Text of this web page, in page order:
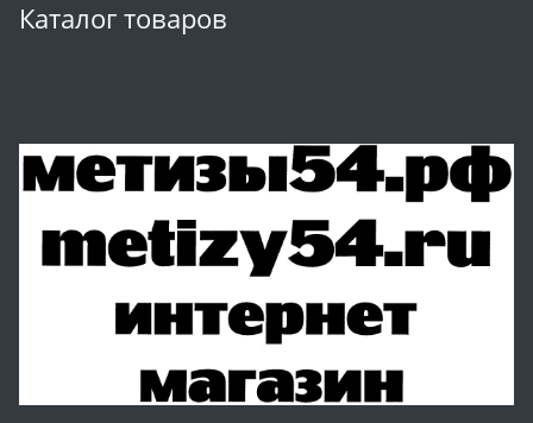
Каталог товаров